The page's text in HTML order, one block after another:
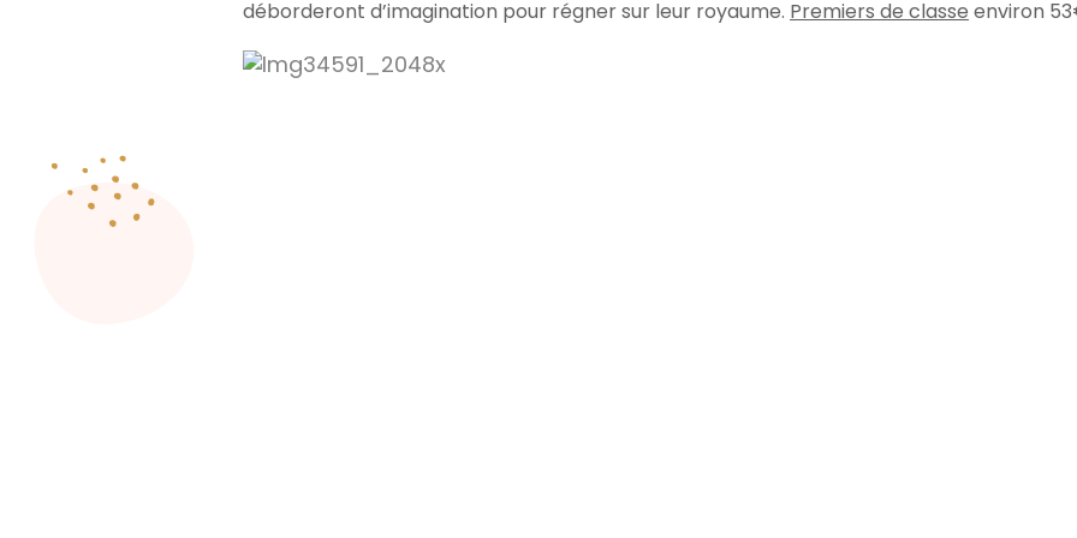
déborderont d’imagination pour régner sur leur royaume. Premiers de classe environ